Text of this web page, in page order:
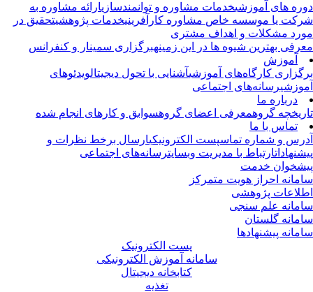
های آموزشیخدمات مشاوره و توانمندسازیارائه مشاوره به
یا موسسه خاصمشاوره کارآفرینیخدمات پژوهشیتحقیق در
مشکلات و اهداف مشتری
بهترین شیوه ها در این زمینهبرگزاری سمینار و کنفرانس
آموزش
کارگاه‌های آموزشیآشنایی با تحول دیجیتالویدئوهای
رسانه‌های اجتماعی
درباره ما
گروهمعرفی اعضای گروهسوابق و کارهای انجام شده
تماس با ما
و شماره تماسپست الکترونیکیارسال برخط نظرات و
ارتباط با مدیریت وبسایترسانه‌های اجتماعی
خدمت
احراز هویت متمرکز
پژوهشی
علم سنجی
گلستان
پیشنهادها
پست الکترونیک
سامانه آموزش الکترونیکی
کتابخانه دیجیتال
تغذیه